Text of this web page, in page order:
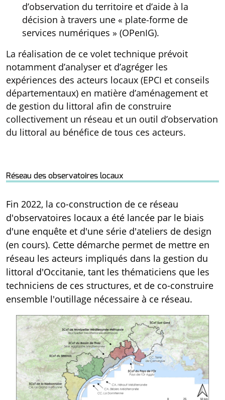
d’observation du territoire et d’aide à la
décision à travers une « plate-forme de
services numériques » (OPenIG).
La réalisation de ce volet technique prévoit
notamment d’analyser et d’agréger les
expériences des acteurs locaux (EPCI et conseils
départementaux) en matière d’aménagement et
de gestion du littoral afin de construire
collectivement un réseau et un outil d’observation
du littoral au bénéfice de tous ces acteurs.
Réseau des observatoires locaux
Fin 2022, la co-construction de ce réseau
d'observatoires locaux a été lancée par le biais
d'une enquête et d'une série d'ateliers de design
(en cours). Cette démarche permet de mettre en
réseau les acteurs impliqués dans la gestion du
littoral d'Occitanie, tant les thématiciens que les
techniciens de ces structures, et de co-construire
ensemble l'outillage nécessaire à ce réseau.